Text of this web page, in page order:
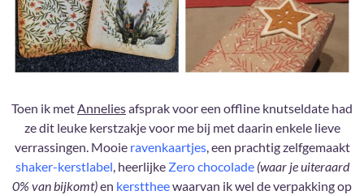
Toen ik metAnneliesafsprak voor een offline knutseldate had
ze dit leuke kerstzakje voor me bij met daarin enkele lieve
verrassingen. Mooie ravenkaartjes, een prachtig zelfgemaakt
shaker-kerstlabel, heerlijke Zero chocolade (waar je uiteraard
0% van bijkomt)en kersttheewaarvan ik wel de verpakking op